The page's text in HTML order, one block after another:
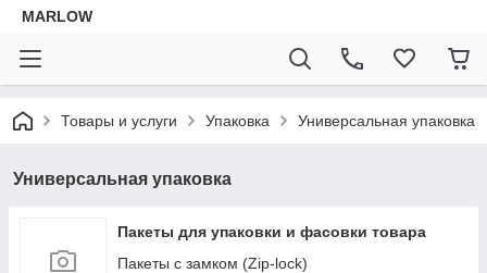
MARLOW
Товары и услуги Упаковка Универсальная упаковка
Универсальная упаковка
Пакеты для упаковки и фасовки товара
Пакеты с замком (Zip-lock)